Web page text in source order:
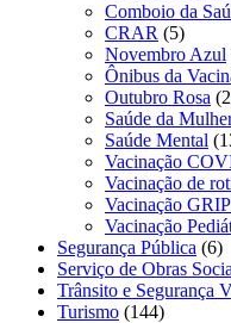
Comboio da
CRAR (5)
Novembro Azul
Ônibus da
Outubro Rosa
Saúde da
Saúde Mental
Vacinação
Vacinação de
Vacinação
Vacinação
Segurança Pública (6)
Serviço de Obras
Trânsito e Segurança
Turismo (144)